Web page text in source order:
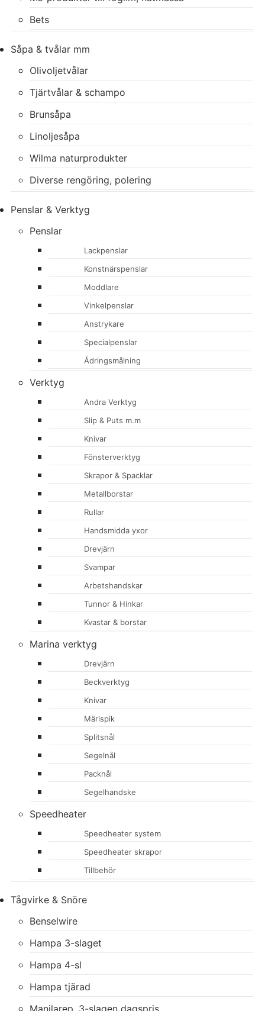
Bets
Såpa & tvålar mm
Olivoljetvålar
Tjärtvålar & schampo
Brunsåpa
Linoljesåpa
Wilma naturprodukter
Diverse rengöring, polering
Penslar & Verktyg
Penslar
Lackpenslar
Konstnärspenslar
Moddlare
Vinkelpenslar
Anstrykare
Specialpenslar
Ådringsmålning
Verktyg
Andra Verktyg
Slip & Puts m.m
Knivar
Fönsterverktyg
Skrapor & Spacklar
Metallborstar
Rullar
Handsmidda yxor
Drevjärn
Svampar
Arbetshandskar
Tunnor & Hinkar
Kvastar & borstar
Marina verktyg
Drevjärn
Beckverktyg
Knivar
Märlspik
Splitsnål
Segelnål
Packnål
Segelhandske
Speedheater
Speedheater system
Speedheater skrapor
Tillbehör
Tågvirke & Snöre
Benselwire
Hampa 3-slaget
Hampa 4-sl
Hampa tjärad
Manilarep, 3-slagen dagspris